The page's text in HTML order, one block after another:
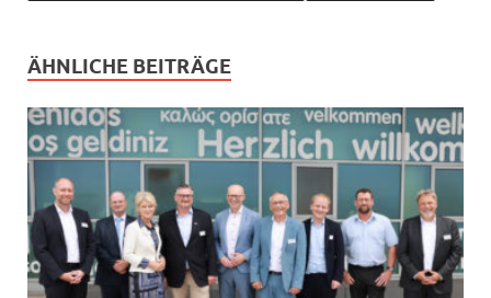
ÄHNLICHE BEITRÄGE